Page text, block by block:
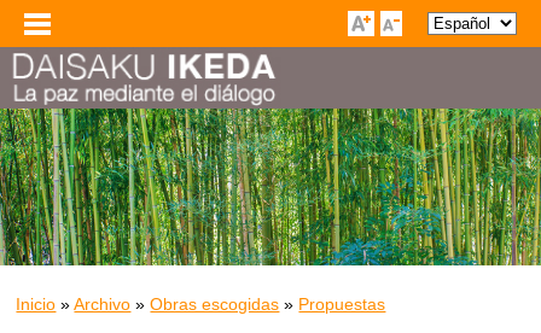
Inicio »Archivo »Obras escogidas » Propuestas